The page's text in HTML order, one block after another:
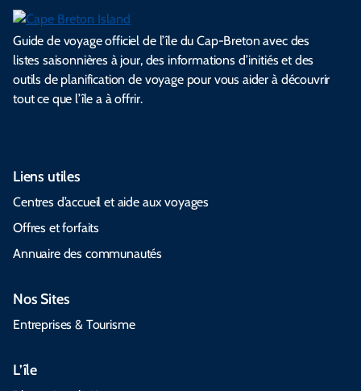
Guide de voyage officiel de l’île du Cap-Breton avec des
listes saisonnières à jour, des informations d’initiés et des
outils de planification de voyage pour vous aider à découvrir
tout ce que l’île a à offrir.
Liens utiles
Centres d’accueil et aide aux voyages
Offres et forfaits
Annuaire des communautés
Nos Sites
Entreprises & Tourisme
L’île